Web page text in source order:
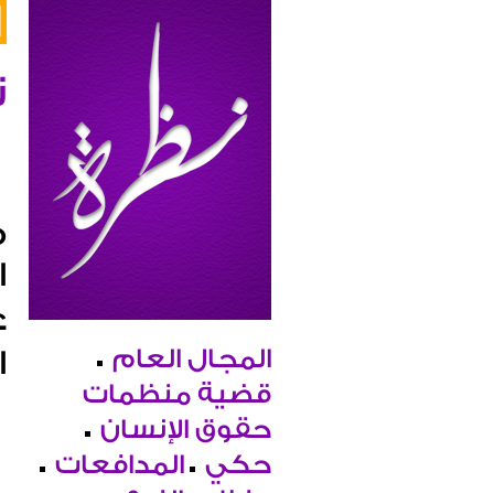
المجال العام
قضية منظمات
حقوق الإنسان
حكي
المدافعات